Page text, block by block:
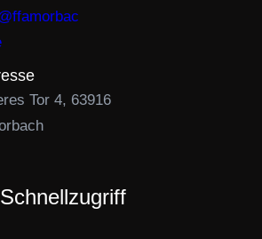
Tor 4, 63916
Schnellzugriff